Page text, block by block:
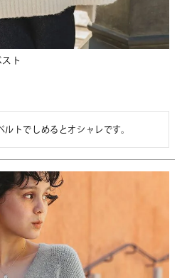
ト
トでしめるとオシャレです。